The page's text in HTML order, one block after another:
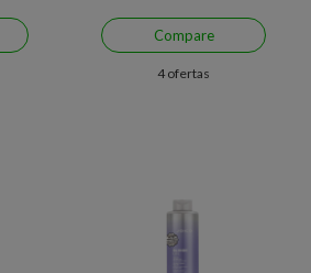
Compare
4 ofertas